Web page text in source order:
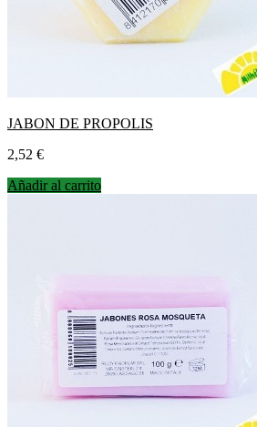
JABON DE PROPOLIS
Precio
2,52 €
Añadir al carrito